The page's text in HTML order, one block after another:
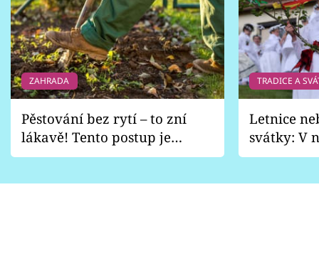
ZAHRADA
Pěstování bez rytí – to zní
lákavě! Tento postup je
vhodný jen pro některé
TRADICE A
Letnice
svátky: V
pondělí